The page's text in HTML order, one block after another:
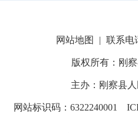
网站地图 | 联系电
版权所有：刚
主办：刚察县
网站标识码：6322240001